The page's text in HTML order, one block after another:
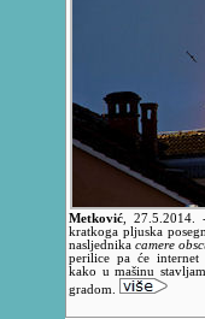
Metković 27.5.2014.
kratkoga pljuska
nasljednikacamere
perilice pa će
kako u mašinu
gradom.